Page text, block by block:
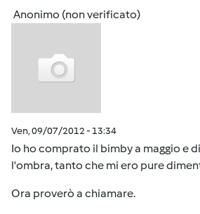
Anonimo (non verificato)
Ven, 09/07/2012 - 13:34
Io ho comprato il bimby a maggio e
l'ombra, tanto che mi ero pure
Ora proverò a chiamare.